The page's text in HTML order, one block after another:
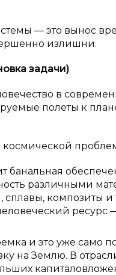
— это вынос
излишни.
задачи)
в
полеты к
различными
композиты и
и это уже само
на Землю. В